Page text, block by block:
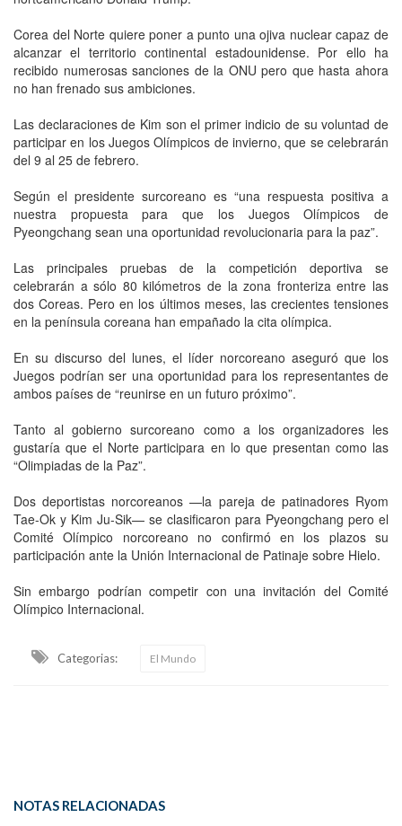
Corea del Norte quiere poner a punto una ojiva nuclear capaz de
alcanzar el territorio continental estadounidense. Por ello ha
recibido numerosas sanciones de la ONU pero que hasta ahora
no han frenado sus ambiciones.
Las declaraciones de Kim son el primer indicio de su voluntad de
participar en los Juegos Olímpicos de invierno, que se celebrarán
del 9 al 25 de febrero.
Según el presidente surcoreano es “una respuesta positiva a
nuestra propuesta para que los Juegos Olímpicos de
Pyeongchang sean una oportunidad revolucionaria para la paz”.
Las principales pruebas de la competición deportiva se
celebrarán a sólo 80 kilómetros de la zona fronteriza entre las
dos Coreas. Pero en los últimos meses, las crecientes tensiones
en la península coreana han empañado la cita olímpica.
En su discurso del lunes, el líder norcoreano aseguró que los
Juegos podrían ser una oportunidad para los representantes de
ambos países de “reunirse en un futuro próximo”.
Tanto al gobierno surcoreano como a los organizadores les
gustaría que el Norte participara en lo que presentan como las
“Olimpiadas de la Paz”.
Dos deportistas norcoreanos —la pareja de patinadores Ryom
Tae-Ok y Kim Ju-Sik— se clasificaron para Pyeongchang pero el
Comité Olímpico norcoreano no confirmó en los plazos su
participación ante la Unión Internacional de Patinaje sobre Hielo.
Sin embargo podrían competir con una invitación del Comité
Olímpico Internacional.
Categorias: El Mundo
NOTAS RELACIONADAS